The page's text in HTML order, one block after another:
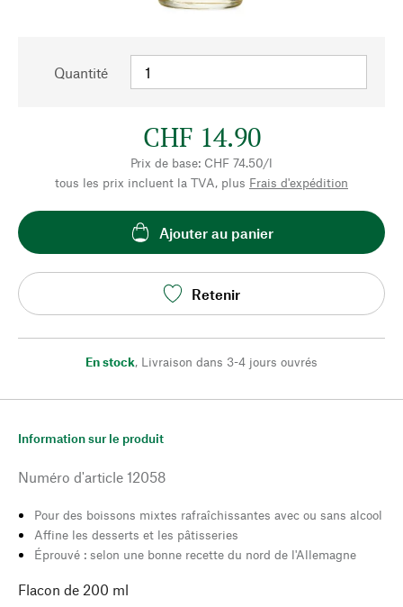
Quantité
CHF 14.90
Prix de base: CHF 74.50/l
tous les prix incluent la TVA, plus Frais d'expédition
Ajouter au panier
Retenir
En stock, Livraison dans 3-4 jours ouvrés
Information sur le produit
Numéro d'article 12058
Pour des boissons mixtes rafraîchissantes avec ou sans alcool
Affine les desserts et les pâtisseries
Éprouvé : selon une bonne recette du nord de l'Allemagne
Flacon de 200 ml